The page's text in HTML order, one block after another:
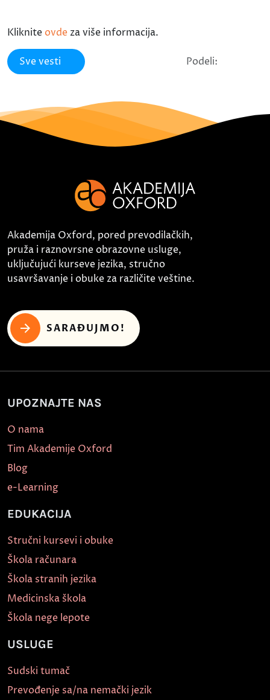
Kliknite ovde za više informacija.
Sve vesti Podeli:
Akademija Oxford, pored prevodilačkih,
pruža i raznovrsne obrazovne usluge,
uključujući kurseve jezika, stručno
usavršavanje i obuke za različite veštine.
SARAĐUJMO!
UPOZNAJTE NAS
O nama
Tim Akademije Oxford
Blog
e-Learning
EDUKACIJA
Stručni kursevi i obuke
Škola računara
Škola stranih jezika
Medicinska škola
Škola nege lepote
USLUGE
Sudski tumač
Prevođenje sa/na nemački jezik